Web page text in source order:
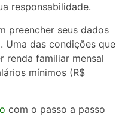
responsabilidade.
preencher seus dados
Uma das condições que
renda familiar mensal
mínimos (R$
com o passo a passo